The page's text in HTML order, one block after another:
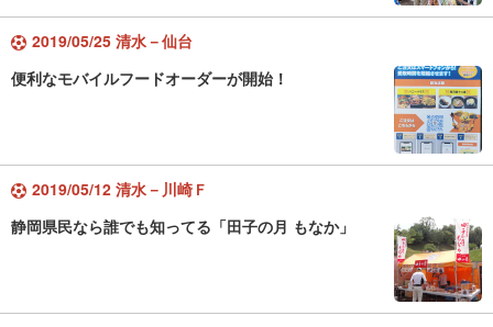
2019/05/25 清水－仙台
便利なモバイルフードオーダーが開始！
2019/05/12 清水－川崎Ｆ
静岡県民なら誰でも知ってる「田子の月 もなか」